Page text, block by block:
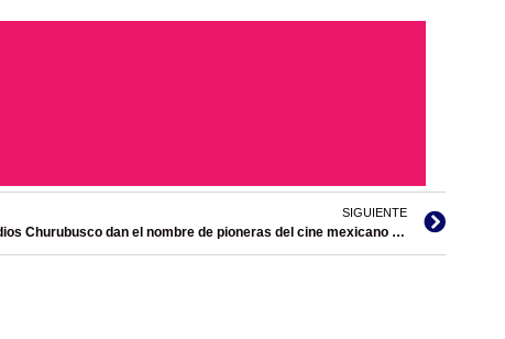
SIGUIENTE
Los Estudios Churubusco dan el nombre de pioneras del cine mexicano a sus foros.